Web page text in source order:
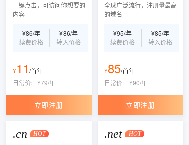
一键点击，可访问你想要的
内容
¥86/年
续费价格
¥86/年
转入价格
¥11 /首年
日常价: ¥79/年
立即注册
全球广泛流行，注册量最高
的域名
¥95/年
续费价格
¥85/年
转入价格
¥85/首年
日常价:
¥90/年
立即注册
.cn HOT .net HOT